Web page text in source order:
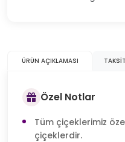
ÜRÜN AÇIKLAMASI
Özel Notlar
Tüm çiçeklerimiz
çiçeklerdir.